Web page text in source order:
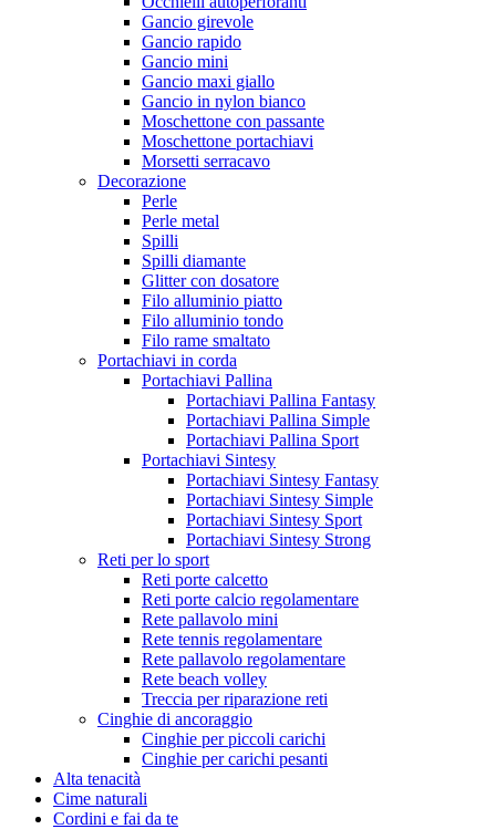
Gancio girevole
Gancio rapido
Gancio mini
Gancio maxi giallo
Gancio in nylon bianco
Moschettone con passante
Moschettone portachiavi
Morsetti serracavo
Decorazione
Perle
Perle metal
Spilli
Spilli diamante
Glitter con dosatore
Filo alluminio piatto
Filo alluminio tondo
Filo rame smaltato
Portachiavi in corda
Portachiavi Pallina
Portachiavi Pallina Fantasy
Portachiavi Pallina Simple
Portachiavi Pallina Sport
Portachiavi Sintesy
Portachiavi Sintesy Fantasy
Portachiavi Sintesy Simple
Portachiavi Sintesy Sport
Portachiavi Sintesy Strong
Reti per lo sport
Reti porte calcetto
Reti porte calcio regolamentare
Rete pallavolo mini
Rete tennis regolamentare
Rete pallavolo regolamentare
Rete beach volley
Treccia per riparazione reti
Cinghie di ancoraggio
Cinghie per piccoli carichi
Cinghie per carichi pesanti
Alta tenacità
Cime naturali
Cordini e fai da te